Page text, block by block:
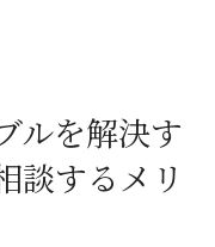
ルを解決す
談するメリ